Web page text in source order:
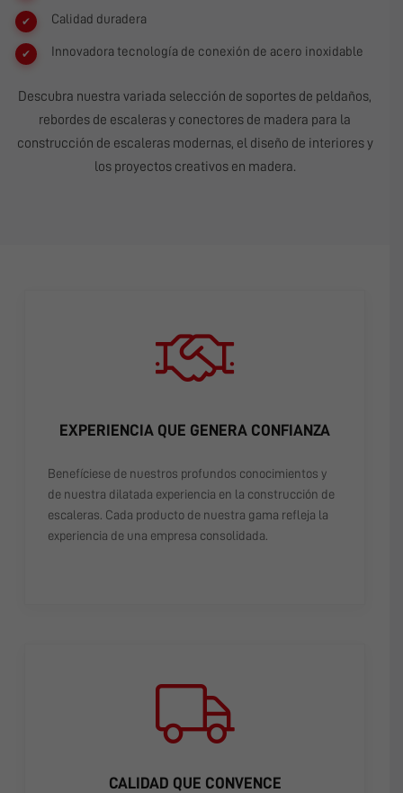
Calidad duradera
Innovadora tecnología de conexión de acero inoxidable
Descubra nuestra variada selección de soportes de peldaños,
rebordes de escaleras y conectores de madera para la
construcción de escaleras modernas, el diseño de interiores y
los proyectos creativos en madera.
EXPERIENCIA QUE GENERA CONFIANZA
Benefíciese de nuestros profundos conocimientos y
de nuestra dilatada experiencia en la construcción de
escaleras. Cada producto de nuestra gama refleja la
experiencia de una empresa consolidada.
CALIDAD QUE CONVENCE